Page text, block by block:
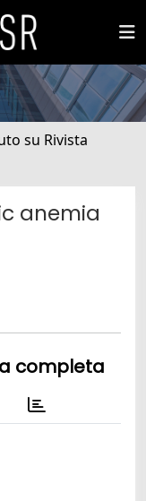
su Rivista
anemia
completa